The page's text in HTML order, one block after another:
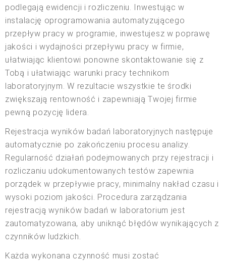
podlegają ewidencji i rozliczeniu. Inwestując w
instalację oprogramowania automatyzującego
przepływ pracy w programie, inwestujesz w poprawę
jakości i wydajności przepływu pracy w firmie,
ułatwiając klientowi ponowne skontaktowanie się z
Tobą i ułatwiając warunki pracy technikom
laboratoryjnym. W rezultacie wszystkie te środki
zwiększają rentowność i zapewniają Twojej firmie
pewną pozycję lidera.
Rejestracja wyników badań laboratoryjnych następuje
automatycznie po zakończeniu procesu analizy.
Regularność działań podejmowanych przy rejestracji i
rozliczaniu udokumentowanych testów zapewnia
porządek w przepływie pracy, minimalny nakład czasu i
wysoki poziom jakości. Procedura zarządzania
rejestracją wyników badań w laboratorium jest
zautomatyzowana, aby uniknąć błędów wynikających z
czynników ludzkich.
Każda wykonana czynność musi zostać